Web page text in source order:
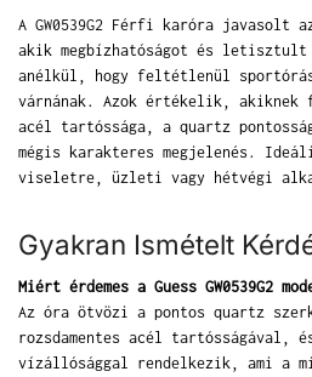
A GW0539G2 Férfi karóra javasolt
akik megbízhatóságot és letisztult
anélkül, hogy feltétlenül
várnának. Azok értékelik, akiknek
acél tartóssága, a quartz
mégis karakteres megjelenés.
viseletre, üzleti vagy hétvégi
Gyakran Ismételt
Miért érdemes a Guess GW0539G2
Az óra ötvözi a pontos quartz
rozsdamentes acél tartósságával,
vízállósággal rendelkezik, ami a